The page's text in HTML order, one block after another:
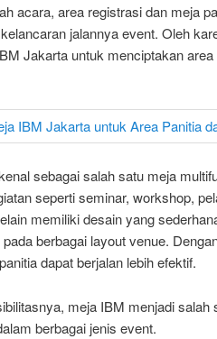
acara, area registrasi dan meja
jalannya event. Oleh
Jakarta untuk menciptakan
sebagai salah satu meja
seperti seminar, workshop,
memiliki desain yang
berbagai layout venue.
dapat berjalan lebih efektif.
meja IBM menjadi
berbagai jenis event.